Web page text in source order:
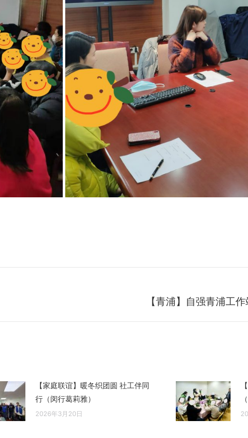
【青浦】自强青浦工
【家庭联谊】暖冬织团圆 社工伴同
行（闵行葛莉雅）
2026年3月20日